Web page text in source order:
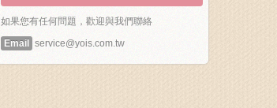
如果您有任何問題，歡迎與我們聯絡
Email
service@yois.com.tw